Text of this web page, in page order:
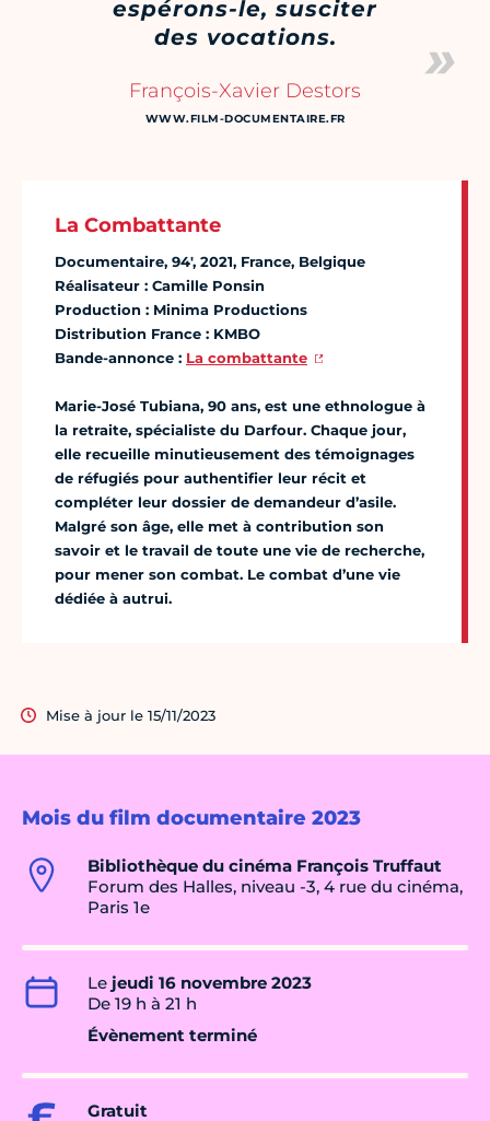
Mois du film documentaire 2023
Bibliothèque du cinéma François Truffaut
Forum des Halles, niveau -3, 4 rue du cinéma,
Paris 1e
Le jeudi 16 novembre 2023
De 19 h à 21 h
Évènement terminé
Gratuit
espérons-le, susciter
des vocations.
François-Xavier Destors
WWW.FILM-DOCUMENTAIRE.FR
La Combattante
Documentaire, 94', 2021, France, Belgique
Réalisateur : Camille Ponsin
Production : Minima Productions
Distribution France : KMBO
Bande-annonce : La combattante
Marie-José Tubiana, 90 ans, est une ethnologue à
la retraite, spécialiste du Darfour. Chaque jour,
elle recueille minutieusement des témoignages
de réfugiés pour authentifier leur récit et
compléter leur dossier de demandeur d’asile.
Malgré son âge, elle met à contribution son
savoir et le travail de toute une vie de recherche,
pour mener son combat. Le combat d’une vie
dédiée à autrui.
Mise à jour le 15/11/2023